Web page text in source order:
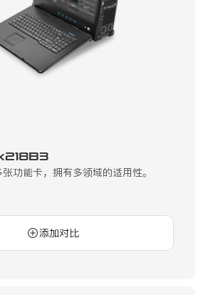
功能卡，拥有多领域的适用性。
添加对比